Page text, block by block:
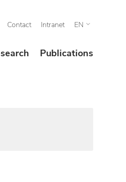
Contact Intranet EN
Publications